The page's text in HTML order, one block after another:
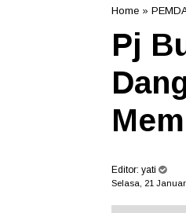
Home »
Pj
Editor: yati
Selasa, 21